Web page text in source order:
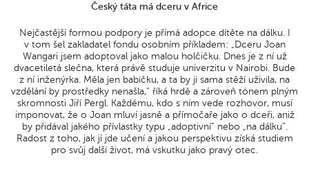
Český táta má dceru v Africe
Nejčastější formou podpory je přímá adopce dítěte na dálku. I
v tom šel zakladatel fondu osobním příkladem: „Dceru Joan
Wangari jsem adoptoval jako malou holčičku. Dnes je z ní už
dvacetiletá slečna, která právě studuje univerzitu v Nairobi. Bude
z ní inženýrka. Měla jen babičku, a ta by ji sama stěží uživila, na
vzdělání by prostředky nenašla,“ říká hrdě a zároveň tónem plným
skromnosti Jiří Pergl. Každému, kdo s ním vede rozhovor, musí
imponovat, že o Joan mluví jasně a přímočaře jako o dceři, aniž
by přidával jakého přívlastky typu „adoptivní“ nebo „na dálku“.
Radost z toho, jak jí jde učení a jakou perspektivu získá studiem
pro svůj další život, má vskutku jako pravý otec.